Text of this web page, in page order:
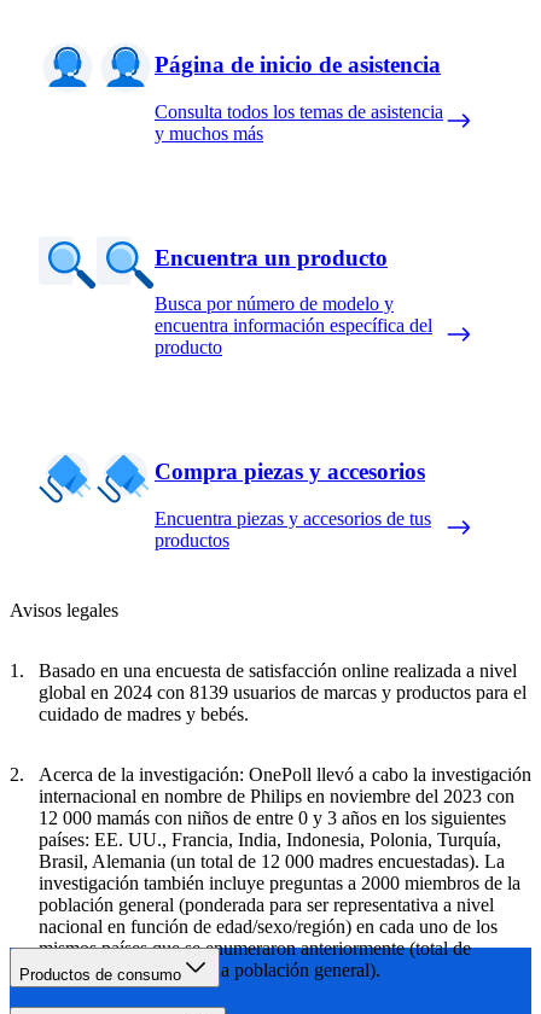
Página de inicio de asistencia
Consulta todos los temas de asistencia
y muchos más
Encuentra un producto
Busca por número de modelo y
encuentra información específica del
producto
Compra piezas y accesorios
Encuentra piezas y accesorios de tus
productos
Avisos legales
Basado en una encuesta de satisfacción online realizada a nivel
global en 2024 con 8139 usuarios de marcas y productos para el
cuidado de madres y bebés.
Acerca de la investigación: OnePoll llevó a cabo la investigación
internacional en nombre de Philips en noviembre del 2023 con
12 000 mamás con niños de entre 0 y 3 años en los siguientes
países: EE. UU., Francia, India, Indonesia, Polonia, Turquía,
Brasil, Alemania (un total de 12 000 madres encuestadas). La
investigación también incluye preguntas a 2000 miembros de la
población general (ponderada para ser representativa a nivel
nacional en función de edad/sexo/región) en cada uno de los
mismos países que se enumeraron anteriormente (total de
16 000 encuestados de la población general).
Productos de consumo